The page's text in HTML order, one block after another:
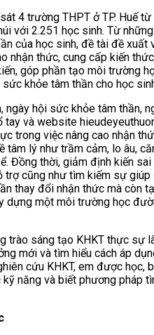
4 trường THPT ở TP. Huế từ
với 2.251 học sinh. Từ
của học sinh, đề tài đề xuất
nhận thức, cung cấp kiến
góp phần tạo môi trường
khỏe tâm thần cho học
ngày hội sức khỏe tâm thần,
tay và website
trong việc nâng cao nhận
tâm lý như trầm cảm, lo âu,
Đồng thời, giảm định kiến sai
trợ cũng như tìm kiếm sự giúp
thay đổi nhận thức mà còn
dựng một môi trường học
trào sáng tạo KHKT thực sự
mới và tìm hiểu cách áp
cứu KHKT, em được học,
năng và biết phương pháp